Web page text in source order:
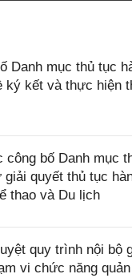
Danh mục thủ tục
kết và thực hiện
bố Danh mục
quyết thủ tục
thao và Du lịch
quy trình nội bộ
vi chức năng